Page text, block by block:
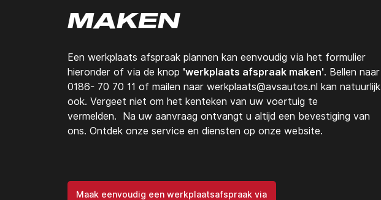
MAKEN
Een werkplaats afspraak plannen kan eenvoudig via het formulier
hieronder of via de knop 'werkplaats afspraak maken'. Bellen naar
0186- 70 70 11 of mailen naar werkplaats@avsautos.nl kan natuurlijk
ook. Vergeet niet om het kenteken van uw voertuig te
vermelden. Na uw aanvraag ontvangt u altijd een bevestiging van
ons. Ontdek onze service en diensten op onze website.
Maak eenvoudig een werkplaatsafspraak via